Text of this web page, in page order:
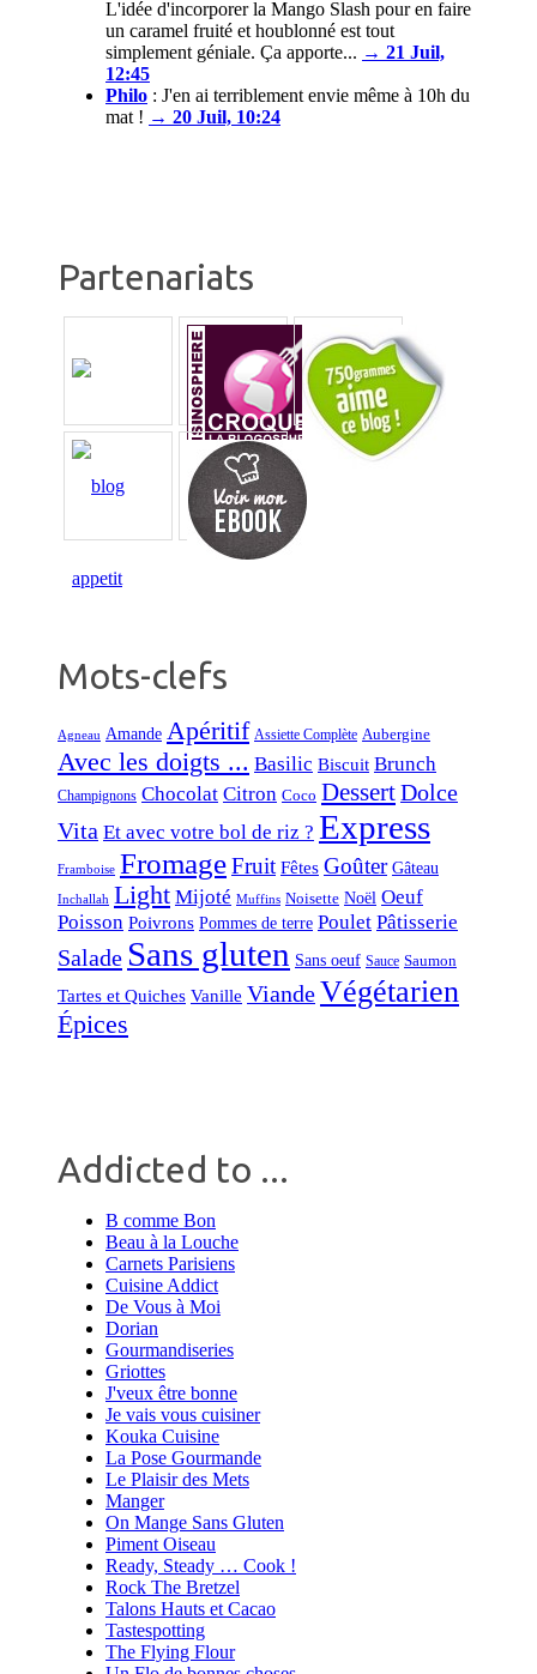
L'idée d'incorporer la Mango Slash pour en faire
un caramel fruité et houblonné est tout
simplement géniale. Ça apporte... → 21 Juil,
12:45
Philo : J'en ai terriblement envie même à 10h du
mat ! → 20 Juil, 10:24
Partenariats
Mots-clefs
Agneau Amande Apéritif Assiette Complète Aubergine
Avec les doigts ... Basilic Biscuit Brunch
Champignons Chocolat Citron Coco DessertDolce
Vita Et avec votre bol de riz ? Express
Framboise FromageFruit Fêtes Goûter Gâteau
Inchallah Light Mijoté Muffins Noisette Noël Oeuf
Poisson Poivrons Pommes de terre Poulet Pâtisserie
Salade Sans gluten Sans oeuf Sauce Saumon
Tartes et Quiches Vanille ViandeVégétarien
Épices
Addicted to ...
B comme Bon
Beau à la Louche
Carnets Parisiens
Cuisine Addict
De Vous à Moi
Dorian
Gourmandiseries
Griottes
J'veux être bonne
Je vais vous cuisiner
Kouka Cuisine
La Pose Gourmande
Le Plaisir des Mets
Manger
On Mange Sans Gluten
Piment Oiseau
Ready, Steady … Cook !
Rock The Bretzel
Talons Hauts et Cacao
Tastespotting
The Flying Flour